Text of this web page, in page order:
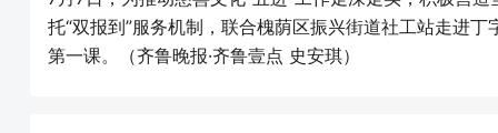
托“双报到”服务机制，联合槐荫区振兴街道社工站走进
第一课。（齐鲁晚报·齐鲁壹点 史安琪）